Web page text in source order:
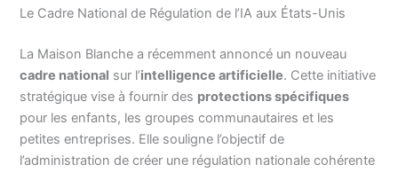
Le Cadre National de Régulation de l’IA aux États-Unis
La Maison Blanche a récemment annoncé un nouveau
cadre national sur l’intelligence artificielle. Cette initiative
stratégique vise à fournir des protections spécifiques
pour les enfants, les groupes communautaires et les
petites entreprises. Elle souligne l’objectif de
l’administration de créer une régulation nationale cohérente